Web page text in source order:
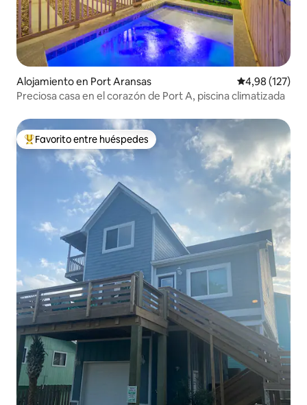
Alojamiento en Port Aransas Calificación
4,98 (127)
Preciosa casa en el corazón de Port A, piscina climatizada
Favorito entre los huéspedes más destacados
Favorito entre huéspedes